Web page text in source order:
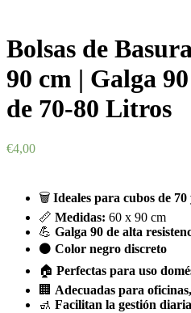
Bolsas de
90 cm | Galga
de 70-80 Litros
€4,00
🗑️ Ideales para cubos de
📏 Medidas: 60 x 90 cm
💪 Galga 90 de alta
⚫ Color negro discreto
🏠 Perfectas para uso
🏢 Adecuadas para
🚮 Facilitan la gestión